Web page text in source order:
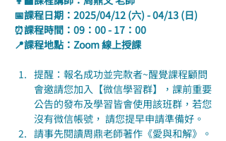
📅課程日期：2025/04/12 (六) - 04/13 (日)
⏰課程時間：09：00 - 17：00
📍課程地點：Zoom 線上授課
提醒：報名成功並完款者~醒覺課程顧問
會邀請您加入【微信學習群】，課前重要
公告的發布及學習皆會使用該班群，若您
沒有微信帳號， 請您提早申請準備好。
請事先閱讀周鼎老師著作《愛與和解》。